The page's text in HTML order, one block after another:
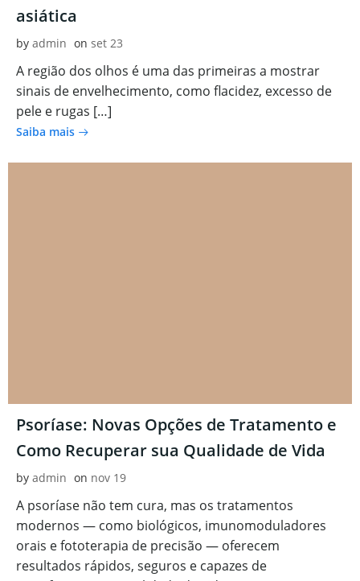
asiática
by admin on set 23
A região dos olhos é uma das primeiras a mostrar
sinais de envelhecimento, como flacidez, excesso de
pele e rugas […]
Saiba mais
Psoríase: Novas Opções de Tratamento e
Como Recuperar sua Qualidade de Vida
by admin on nov 19
A psoríase não tem cura, mas os tratamentos
modernos — como biológicos, imunomoduladores
orais e fototerapia de precisão — oferecem
resultados rápidos, seguros e capazes de